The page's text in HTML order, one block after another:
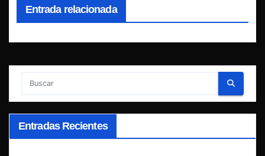
Entrada relacionada
Entradas Recientes